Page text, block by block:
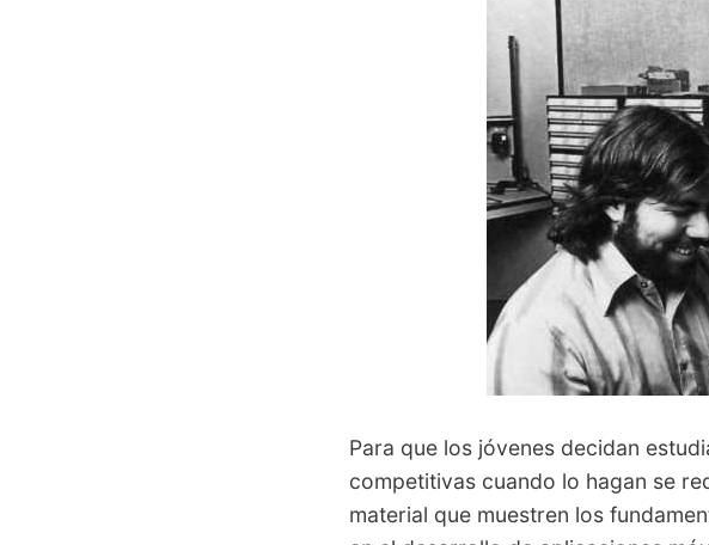
Para que los jóvenes decidan
competitivas cuando lo hagan se
material que muestren los